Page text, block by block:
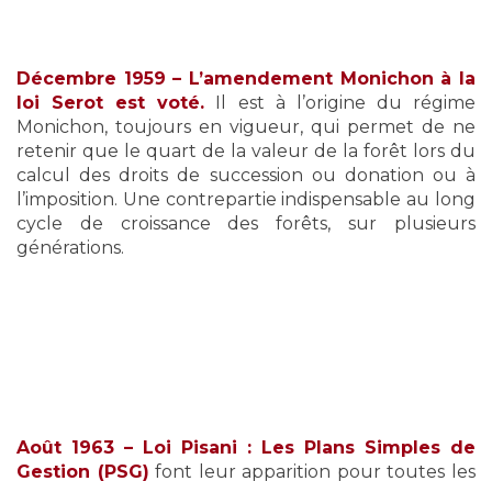
Décembre 1959 – L’amendement Monichon à la
loi Serot est voté. Il est à l’origine du régime
Monichon, toujours en vigueur, qui permet de ne
retenir que le quart de la valeur de la forêt lors du
calcul des droits de succession ou donation ou à
l’imposition. Une contrepartie indispensable au long
cycle de croissance des forêts, sur plusieurs
générations.
Août 1963 – Loi Pisani : Les Plans Simples de
Gestion (PSG) font leur apparition pour toutes les